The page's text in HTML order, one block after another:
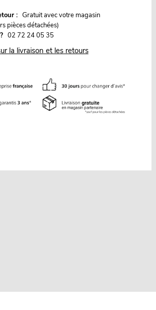
: Gratuit avec votre magasin
pièces détachées)
02 72 24 05 35
la livraison et les retours